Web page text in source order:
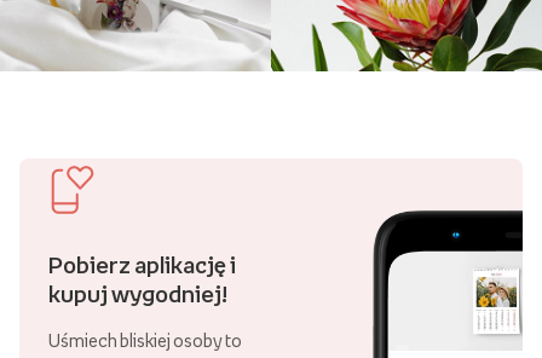
Pobierz aplikację i
kupuj wygodniej!
Uśmiech bliskiej osoby to